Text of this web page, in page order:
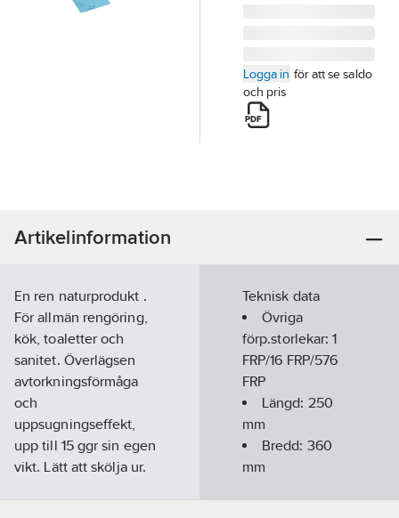
Logga in för att se saldo
och pris
Artikelinformation
En ren naturprodukt .
För allmän rengöring,
kök, toaletter och
sanitet. Överlägsen
avtorkningsförmåga
och
uppsugningseffekt,
upp till 15 ggr sin egen
vikt. Lätt att skölja ur.
Teknisk data
Övriga
förp.storlekar:1
FRP/16 FRP/576
FRP
Längd: 250
mm
Bredd: 360
mm